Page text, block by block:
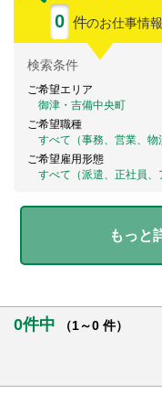
0 件のお仕事情
検索条件
ご希望エリア
御津・吉備中央町
ご希望職種
すべて（事務、営業、物
ご希望雇用形態
すべて（派遣、正社員、
もっと
0件中
（1～0 件）